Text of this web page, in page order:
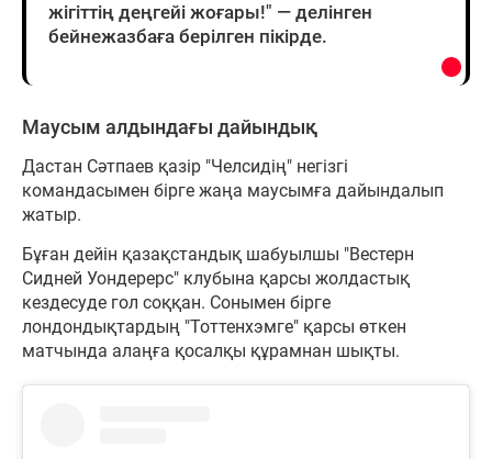
жігіттің деңгейі жоғары!" — делінген
бейнежазбаға берілген пікірде.
Маусым алдындағы дайындық
Дастан Сәтпаев қазір "Челсидің" негізгі
командасымен бірге жаңа маусымға дайындалып
жатыр.
Бұған дейін қазақстандық шабуылшы "Вестерн
Сидней Уондерерс" клубына қарсы жолдастық
кездесуде гол соққан. Сонымен бірге
лондондықтардың "Тоттенхэмге" қарсы өткен
матчында алаңға қосалқы құрамнан шықты.